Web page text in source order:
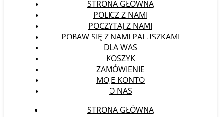
STRONA GŁÓWNA
POLICZ Z NAMI
POCZYTAJ Z NAMI
POBAW SIĘ Z NAMI PALUSZKAMI
DLA WAS
KOSZYK
ZAMÓWIENIE
MOJE KONTO
O NAS
STRONA GŁÓWNA